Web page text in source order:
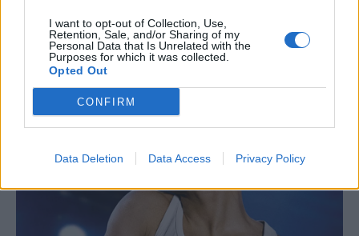
I want to opt-out of Collection, Use,
Retention, Sale, and/or Sharing of my
Personal Data that Is Unrelated with the
Purposes for which it was collected.
Opted Out
CONFIRM
Data Deletion Data Access Privacy Policy